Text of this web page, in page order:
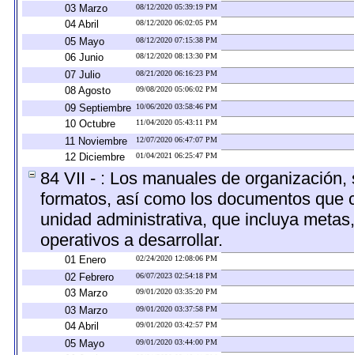
03 Marzo 08/12/2020 05:39:19 PM
04 Abril 08/12/2020 06:02:05 PM
05 Mayo 08/12/2020 07:15:38 PM
06 Junio 08/12/2020 08:13:30 PM
07 Julio 08/21/2020 06:16:23 PM
08 Agosto 09/08/2020 05:06:02 PM
09 Septiembre 10/06/2020 03:58:46 PM
10 Octubre 11/04/2020 05:43:11 PM
11 Noviembre 12/07/2020 06:47:07 PM
12 Diciembre 01/04/2021 06:25:47 PM
84 VII - : Los manuales de
formatos, así como los documentos
unidad administrativa, que incluya
operativos a desarrollar.
01 Enero 02/24/2020 12:08:06 PM
02 Febrero 06/07/2023 02:54:18 PM
03 Marzo 09/01/2020 03:35:20 PM
03 Marzo 09/01/2020 03:37:58 PM
04 Abril 09/01/2020 03:42:57 PM
05 Mayo 09/01/2020 03:44:00 PM